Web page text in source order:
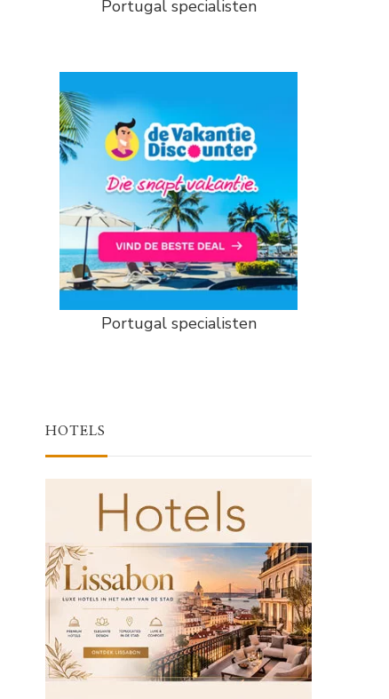
Portugal specialisten
Portugal specialisten
HOTELS